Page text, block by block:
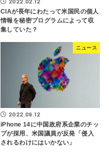
CIAが長年にわたって米国民の個人
情報を秘密プログラムによって収
集していた？
ニュース
2022.09.12
iPhone 14に中国政府系企業のチッ
プが採用、米国議員が反発「侵入
されるわけにはいかない」